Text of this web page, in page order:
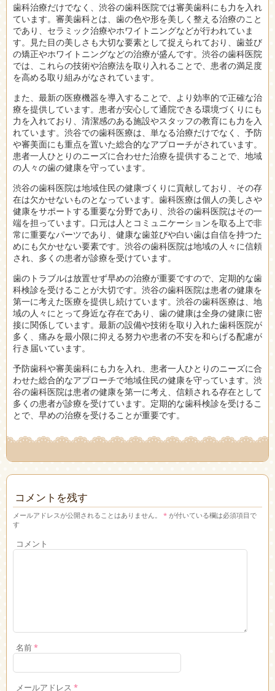
歯科治療だけでなく、渋谷の歯科医院では審美歯科にも力を入れ
ています。審美歯科とは、歯の色や形を美しく整える治療のこと
であり、セラミック治療やホワイトニングなどが行われていま
す。見た目の美しさも大切な要素として捉えられており、歯並び
の矯正やホワイトニングなどの治療が盛んです。渋谷の歯科医院
では、これらの技術や治療法を取り入れることで、患者の満足度
を高める取り組みがなされています。
また、最新の医療機器を導入することで、より効率的で正確な治
療を提供しています。患者が安心して通院できる環境づくりにも
力を入れており、清潔感のある施設やスタッフの教育にも力を入
れています。渋谷での歯科医療は、単なる治療だけでなく、予防
や審美面にも重点を置いた総合的なアプローチがされています。
患者一人ひとりのニーズに合わせた治療を提供することで、地域
の人々の歯の健康を守っています。
渋谷の歯科医院は地域住民の健康づくりに貢献しており、その存
在は欠かせないものとなっています。歯科医療は個人の美しさや
健康をサポートする重要な分野であり、渋谷の歯科医院はその一
端を担っています。口元は人とコミュニケーションを取る上で非
常に重要なパーツであり、健康な歯並びや白い歯は自信を持つた
めにも欠かせない要素です。渋谷の歯科医院は地域の人々に信頼
され、多くの患者が診療を受けています。
歯のトラブルは放置せず早めの治療が重要ですので、定期的な歯
科検診を受けることが大切です。渋谷の歯科医院は患者の健康を
第一に考えた医療を提供し続けています。渋谷の歯科医療は、地
域の人々にとって身近な存在であり、歯の健康は全身の健康に密
接に関係しています。最新の設備や技術を取り入れた歯科医院が
多く、痛みを最小限に抑える努力や患者の不安を和らげる配慮が
行き届いています。
予防歯科や審美歯科にも力を入れ、患者一人ひとりのニーズに合
わせた総合的なアプローチで地域住民の健康を守っています。渋
谷の歯科医院は患者の健康を第一に考え、信頼される存在として
多くの患者が診療を受けています。定期的な歯科検診を受けるこ
とで、早めの治療を受けることが重要です。
コメントを残す
メールアドレスが公開されることはありません。 * が付いている欄は必須項目で
す
コメント
名前*
メールアドレス *